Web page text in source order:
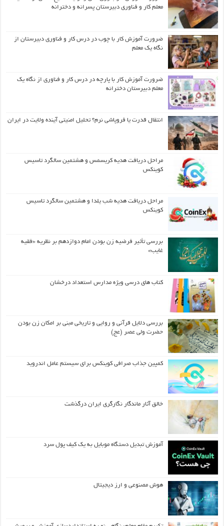
معلم کار و فناوری دبیرستان پسرانه و دخترانه
ضرورت آموزش کار با چوب در درس کار و فناوری دبیرستان از
نگاه یک معلم
ضرورت آموزش کار با پارچه در درس کار و فناوری از نگاه یک
معلم دبیرستان دخترانه
انتقال قدرت یا فروپاشی نرم؟ تحلیل امنیتی آینده ولایت در ایران
مراحل دریافت هدیه کریسمس و هشتمین سالگرد تاسیس
کوینکس
مراحل دریافت هدیه شب یلدا و هشتمین سالگرد تاسیس
کوینکس
بررسی تأثیر فرضیه زن بودن امام دوازدهم بر نظریه «فقیه
غایب»
کتاب های درسی ویژه مدارس استعداد درخشان
بررسی دلایل قرآنی و روایی و تاریخی مبنی بر امکان زن بودن
حضرت ولی عصر (عج)
کمپین جذاب صرافی کوینکس برای سیستم عامل اندروید
خالق آثار ماندگار نگارگری ایران درگذشت
آموزش تبدیل دستگاه موبایل به یک کیف‌ پول سرد
هوش مصنوعی و ارز دیجیتال